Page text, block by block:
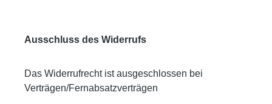
Ausschluss des Widerrufs
Das Widerrufrecht ist ausgeschlossen bei
Verträgen/Fernabsatzverträgen